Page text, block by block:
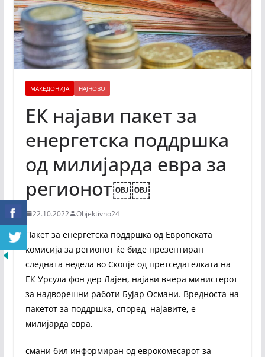
МАКЕДОНИЈА НАЈНОВО
ЕК најави пакет за
енергетска поддршка
од милијарда евра за
регионот￼￼
22.10.2022 Objektivno24
Пакет за енергетска поддршка од Европската
комисија за регионот ќе биде презентиран
следната недела во Скопје од претседателката на
ЕК Урсула фон дер Лајен, најави вчера министерот
за надворешни работи Бујар Османи. Вредноста на
пакетот за поддршка, според најавите, е
милијарда евра.
смани бил информиран од еврокомесарот за